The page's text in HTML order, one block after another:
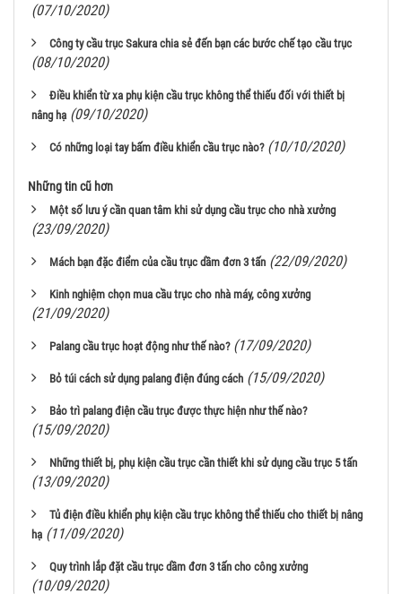
(07/10/2020)
Công ty cầu trục Sakura chia sẻ đến bạn các bước chế tạo cầu trục
(08/10/2020)
Điều khiển từ xa phụ kiện cầu trục không thể thiếu đối với thiết bị
nâng hạ (09/10/2020)
Có những loại tay bấm điều khiển cầu trục nào? (10/10/2020)
Những tin cũ hơn
Một số lưu ý cần quan tâm khi sử dụng cầu trục cho nhà xưởng
(23/09/2020)
Mách bạn đặc điểm của cầu trục dầm đơn 3 tấn (22/09/2020)
Kinh nghiệm chọn mua cầu trục cho nhà máy, công xưởng
(21/09/2020)
Palang cầu trục hoạt động như thế nào? (17/09/2020)
Bỏ túi cách sử dụng palang điện đúng cách (15/09/2020)
Bảo trì palang điện cầu trục được thực hiện như thế nào?
(15/09/2020)
Những thiết bị, phụ kiện cầu trục cần thiết khi sử dụng cầu trục 5 tấn
(13/09/2020)
Tủ điện điều khiển phụ kiện cầu trục không thể thiếu cho thiết bị nâng
hạ (11/09/2020)
Quy trình lắp đặt cầu trục dầm đơn 3 tấn cho công xưởng
(10/09/2020)